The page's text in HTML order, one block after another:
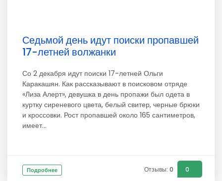
Седьмой день идут поиски пропавшей
17-летней волжанки
Со 2 декабря идут поиски 17-летней Ольги
Каракашян. Как рассказывают в поисковом отряде
«Лиза Алерт», девушка в день пропажи был одета в
куртку сиреневого цвета, белый свитер, черные брюки
и кроссовки. Рост пропавшей около 165 сантиметров,
имеет...
Подробнее Отзывы: 0 0